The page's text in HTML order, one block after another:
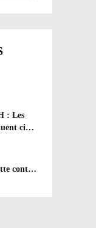
: Les
cinq
et les
contre